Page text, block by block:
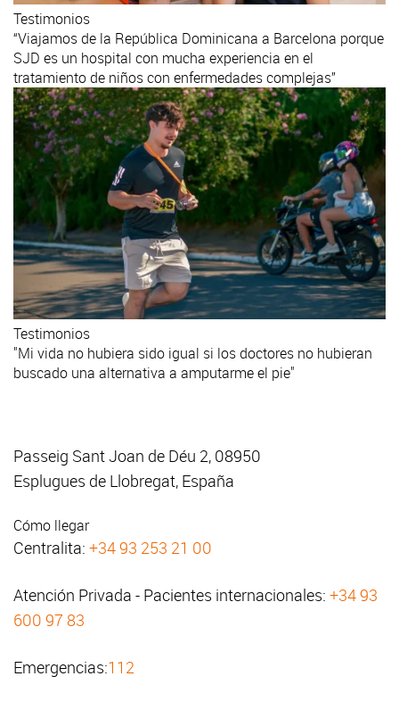
Testimonios
“Viajamos de la República Dominicana a Barcelona porque
SJD es un hospital con mucha experiencia en el
tratamiento de niños con enfermedades complejas”
Testimonios
"Mi vida no hubiera sido igual si los doctores no hubieran
buscado una alternativa a amputarme el pie"
Passeig Sant Joan de Déu 2, 08950
Esplugues de Llobregat, España
Cómo llegar
Centralita: +34 93 253 21 00
Atención Privada - Pacientes internacionales: +34 93
600 97 83
Emergencias:112